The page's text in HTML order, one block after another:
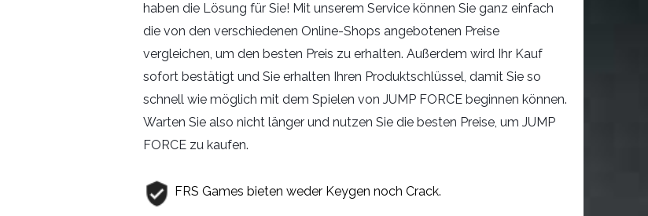
haben die Lösung für Sie! Mit unserem Service können Sie ganz einfach
die von den verschiedenen Online-Shops angebotenen Preise
vergleichen, um den besten Preis zu erhalten. Außerdem wird Ihr Kauf
sofort bestätigt und Sie erhalten Ihren Produktschlüssel, damit Sie so
schnell wie möglich mit dem Spielen von JUMP FORCE beginnen können.
Warten Sie also nicht länger und nutzen Sie die besten Preise, um JUMP
FORCE zu kaufen.
FRS Games bieten weder Keygen noch Crack.